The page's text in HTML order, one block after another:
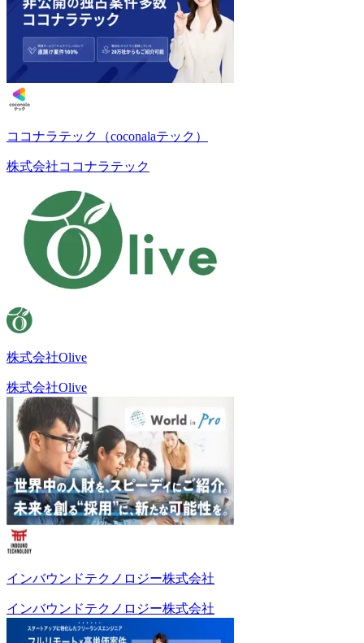
ココナラテック（coconalaテック）
株式会社ココナラテック
株式会社Olive
株式会社Olive
インバウンドテクノロジー株式会社
インバウンドテクノロジー株式会社